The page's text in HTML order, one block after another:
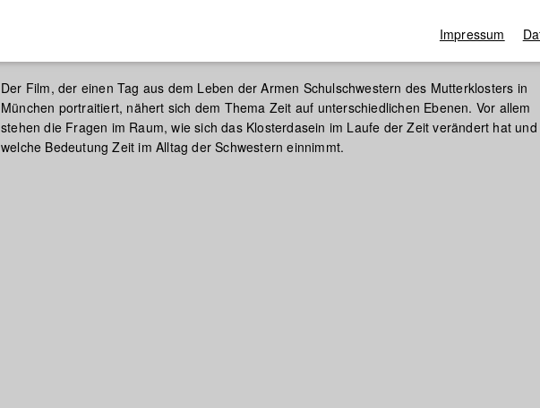
Der Film, der einen Tag aus dem Leben der Armen Schulschwestern des Mutterklosters in
München portraitiert, nähert sich dem Thema Zeit auf unterschiedlichen Ebenen. Vor allem
stehen die Fragen im Raum, wie sich das Klosterdasein im Laufe der Zeit verändert hat und
welche Bedeutung Zeit im Alltag der Schwestern einnimmt.
Impressum